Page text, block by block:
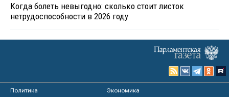
Когда болеть невыгодно: сколько стоит листок
нетрудоспособности в 2026 году
Политика
Экономика